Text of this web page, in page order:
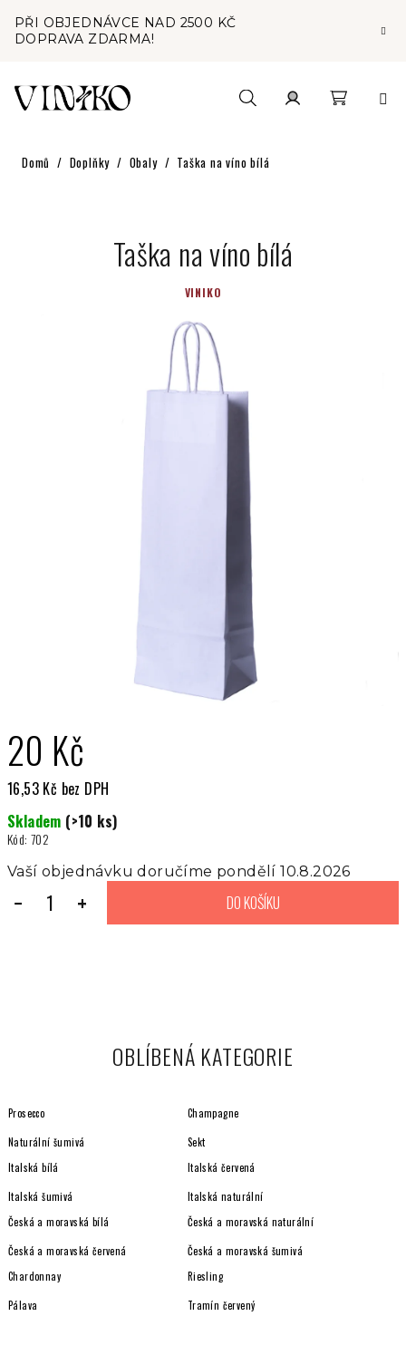
obsah
PŘI OBJEDNÁVCE NAD 2500 KČ
DOPRAVA ZDARMA!
Domů / Doplňky / Obaly / Taška na víno bílá
20 Kč
16,53 Kč bez DPH
cena:
Skladem (>10 ks)
Kód: 702
Vaší objednávku doručíme pondělí 10.8.2026
+
− DO KOŠÍKU
Taška na víno bílá
VINIKO
OBLÍBENÁ KATEGORIE
Prosecco Champagne
Naturální šumivá
Sekt
Italská bílá
Italská červená
Italská šumivá
Italská naturální
Česká a moravská bílá
Česká a moravská naturální
Česká a moravská červená
Česká a moravská šumivá
Chardonnay
Riesling
Pálava Tramín červený